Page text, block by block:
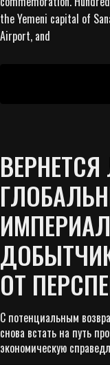
the Yemeni capital of
Airport, and
ОТ
С потенциальным
снова встать на путь
экономическую